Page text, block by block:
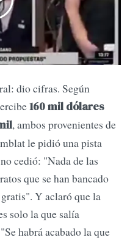
dio cifras. Según
160 mil dólares
, ambos provenientes de
le pidió una pista
cedió: "Nada de las
que se han bancado
Y aclaró que la
solo la que salía
habrá acabado la que